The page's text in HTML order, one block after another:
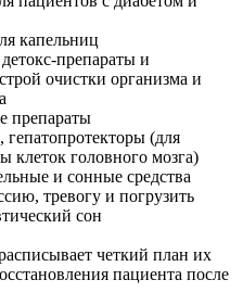
капельниц
препараты и
очистки организма и
препараты
гепатопротекторы (для
клеток головного мозга)
и сонные средства
тревогу и погрузить
сон
четкий план их
пациента после